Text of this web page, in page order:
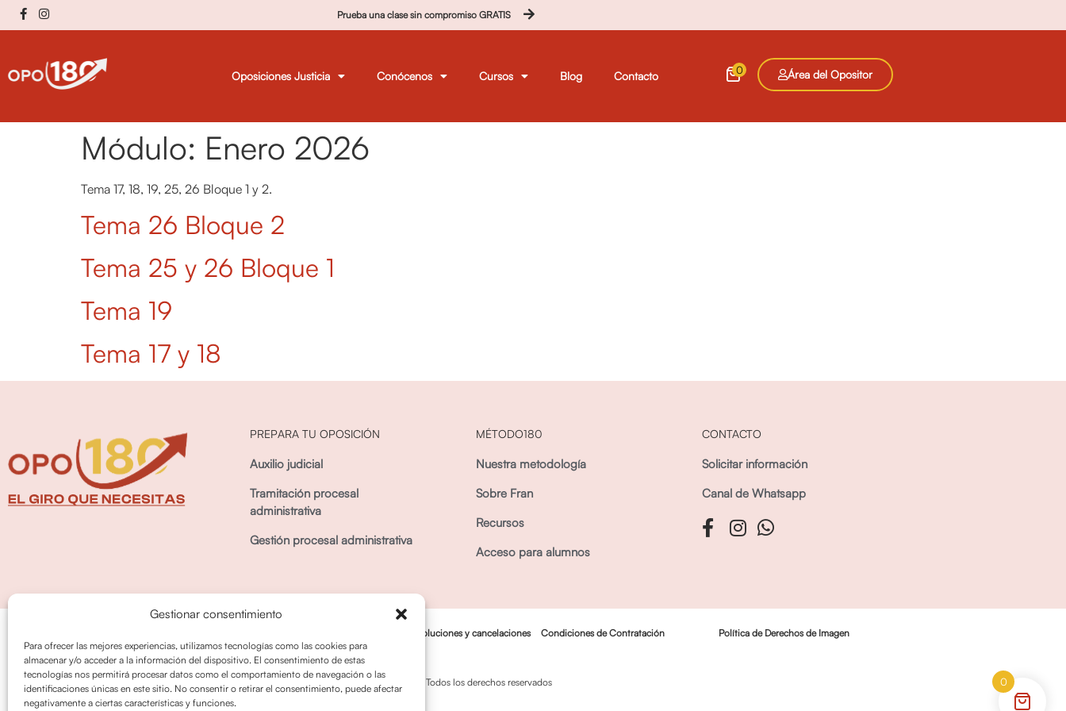
Gestionar consentimiento
Para ofrecer las mejores experiencias, utilizamos tecnologías como las cookies para
almacenar y/o acceder a la información del dispositivo. El consentimiento de estas
tecnologías nos permitirá procesar datos como el comportamiento de navegación o las
identificaciones únicas en este sitio. No consentir o retirar el consentimiento, puede afectar
negativamente a ciertas características y funciones.
Prueba una clase sin compromiso GRATIS
Oposiciones Justicia Conócenos Cursos Blog Contacto 0 Área del Opositor
Módulo: Enero 2026
Tema 17, 18, 19, 25, 26 Bloque 1 y 2.
Tema 26 Bloque 2
Tema 25 y 26 Bloque 1
Tema 19
Tema 17 y 18
PREPARA TU OPOSICIÓN
Auxilio judicial
Tramitación procesal
administrativa
Gestión procesal administrativa
MÉTODO180
Nuestra metodología
Sobre Fran
Recursos
Acceso para alumnos
CONTACTO
Solicitar información
Canal de Whatsapp
Política dedevoluciones y cancelaciones Condiciones de Contratación Política de Derechos de Imagen
© OPO180 2026 Todos los derechos reservados 0